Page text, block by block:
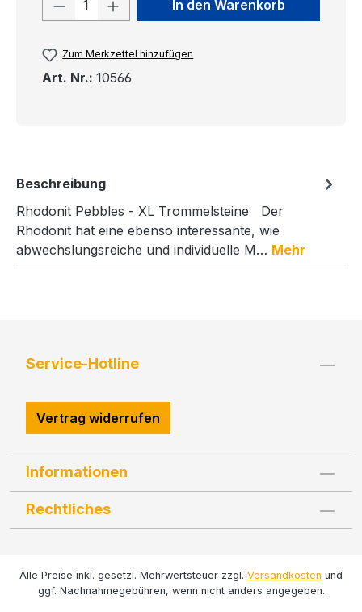
In den Warenkorb
Zum Merkzettel hinzufügen
Art. Nr.: 10566
Beschreibung
Rhodonit Pebbles - XL Trommelsteine Der
Rhodonit hat eine ebenso interessante, wie
abwechslungsreiche und individuelle M… Mehr
Service-Hotline
Vertrag widerrufen
Informationen
Rechtliches
Alle Preise inkl. gesetzl. Mehrwertsteuer zzgl. Versandkosten und
ggf. Nachnahmegebühren, wenn nicht anders angegeben.